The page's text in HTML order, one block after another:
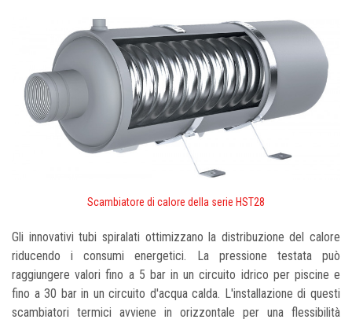
Scambiatore di calore della serie HST28
Gli innovativi tubi spiralati ottimizzano la distribuzione del calore
riducendo i consumi energetici. La pressione testata può
raggiungere valori fino a 5 bar in un circuito idrico per piscine e
fino a 30 bar in un circuito d'acqua calda. L'installazione di questi
scambiatori termici avviene in orizzontale per una flessibilità